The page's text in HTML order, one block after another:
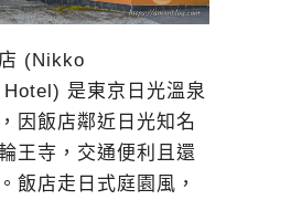
(Nikko
是東京日光溫泉
因飯店鄰近日光知名
王寺，交通便利且還
飯店走日式庭園風，